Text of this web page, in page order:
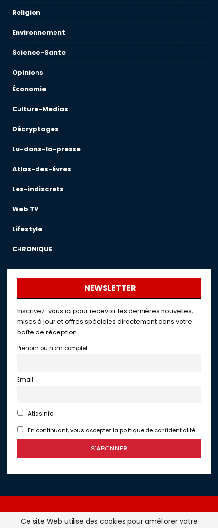
Religion
Environnement
Science-Sante
Opinions
Économie
Culture-Medias
Décryptages
Lu-dans-la-presse
Atlas-des-livres
Les-indiscrets
Web TV
Lifestyle
CHRONIQUE
NEWSLETTER
Inscrivez-vous ici pour recevoir les dernières nouvelles,
mises à jour et offres spéciales directement dans votre
boîte de réception.
Prénom ou nom complet
Email
AtlasInfo
En continuant, vous acceptez la politique de confidentialité
Ce site Web utilise des cookies pour améliorer votre